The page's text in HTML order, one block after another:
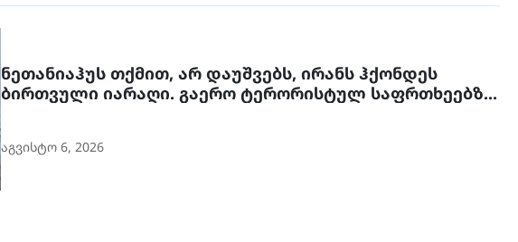
ნეთანიაჰუს თქმით, არ დაუშვებს, ირანს ჰქონდეს
ბირთვული იარაღი. გაერო ტერორისტულ საფრთხეებზე
აგვისტო 6, 2026